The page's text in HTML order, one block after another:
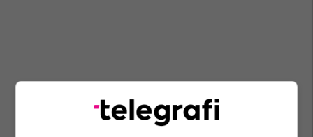
Kjo Është Rinia Jonë Gjakova
Shfaqje Teatrale
Teatri Hadi Shehu
Kulturë